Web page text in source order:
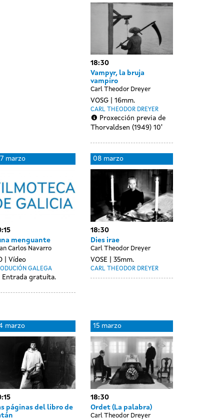
18:30
Vampyr, la bruja
vampiro
Carl Theodor Dreyer
VOSG 16mm.
CARL THEODOR DREYER
Proxección previa de
Thorvaldsen (1949) 10'
marzo
menguante
Carlos Navarro
Vídeo
GALEGA
Entrada gratuíta.
08 marzo
18:30
Dies irae
Carl Theodor Dreyer
VOSE 35mm.
CARL THEODOR DREYER
marzo
páginas del libro de
15 marzo
18:30
Ordet (La palabra)
Carl Theodor Dreyer